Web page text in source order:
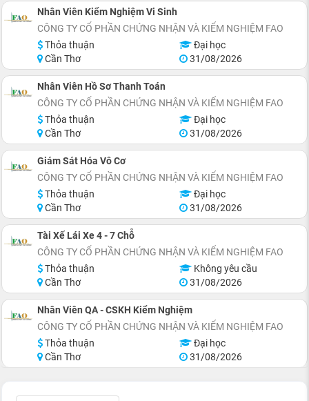
Nhân Viên Kiểm Nghiệm Vi Sinh
CÔNG TY CỔ PHẦN CHỨNG NHẬN VÀ KIỂM NGHIỆM FAO
Thỏa thuận
Đại học
Cần Thơ
31/08/2026
Nhân Viên Hồ Sơ Thanh Toán
CÔNG TY CỔ PHẦN CHỨNG NHẬN VÀ KIỂM NGHIỆM FAO
Thỏa thuận
Đại học
Cần Thơ
31/08/2026
Giám Sát Hóa Vô Cơ
CÔNG TY CỔ PHẦN CHỨNG NHẬN VÀ KIỂM NGHIỆM FAO
Thỏa thuận
Đại học
Cần Thơ
31/08/2026
Tài Xế Lái Xe 4 - 7 Chỗ
CÔNG TY CỔ PHẦN CHỨNG NHẬN VÀ KIỂM NGHIỆM FAO
Thỏa thuận
Không yêu cầu
Cần Thơ
31/08/2026
Nhân Viên QA - CSKH Kiểm Nghiệm
CÔNG TY CỔ PHẦN CHỨNG NHẬN VÀ KIỂM NGHIỆM FAO
Thỏa thuận
Đại học
Cần Thơ
31/08/2026